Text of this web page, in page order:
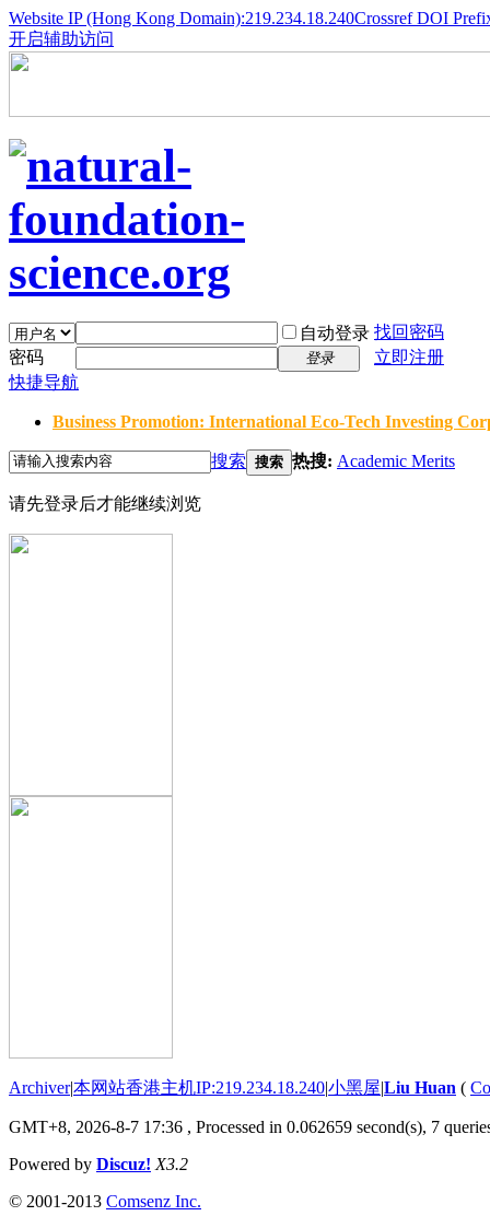
Website IP (Hong Kong Domain):219.234.18.240Crossref DOI
开启辅助访问
自动登录 找回密码
密码
登录
立即注册
快捷导航
Business Promotion: International Eco-Tech Investing
搜索 搜索 热搜: Academic Merits
请先登录后才能继续浏览
Archiver|本网站香港主机IP:219.234.18.240|小黑屋|Liu Huan (
GMT+8, 2026-8-7 17:36 , Processed in 0.062659 second(s), 7
Powered by Discuz! X3.2
© 2001-2013 Comsenz Inc.